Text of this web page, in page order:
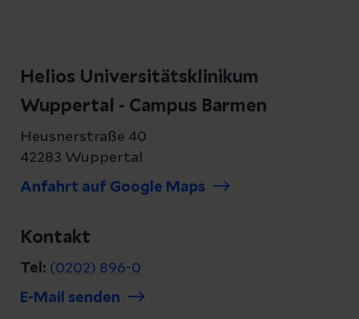
Helios Universitätsklinikum
Wuppertal - Campus Barmen
Heusnerstraße 40
42283 Wuppertal
Anfahrt auf Google Maps
Kontakt
Tel: (0202) 896-0
E-Mail senden